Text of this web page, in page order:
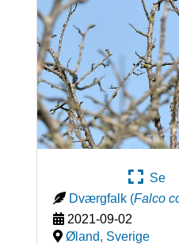
Se
Dværgfalk (Falco
2021-09-02
Øland, Sverige